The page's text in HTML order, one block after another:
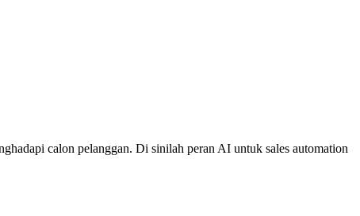
calon pelanggan. Di sinilah peran AI untuk sales automation